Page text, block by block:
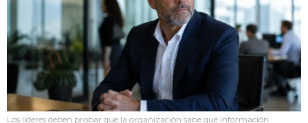
Los líderes deben probar que la organización sabe qué información